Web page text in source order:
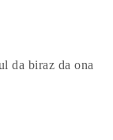
da biraz da ona